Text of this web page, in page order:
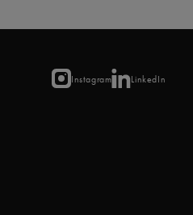
Instagram LinkedIn